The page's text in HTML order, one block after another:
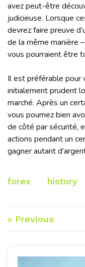
avez peut-être
judicieuse. Lorsque
devrez faire preuve
de la même manière
vous pourraient être
Il est préférable pour
initialement prudent
marché. Après un
vous pourriez bien
de côté par sécurité,
actions pendant un
gagner autant
forex history
« Previous